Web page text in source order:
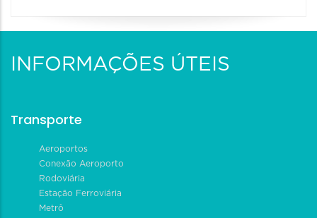
INFORMAÇÕES ÚTEIS
Transporte
Aeroportos
Conexão Aeroporto
Rodoviária
Estação Ferroviária
Metrô